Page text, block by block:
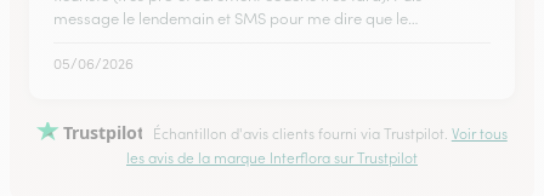
message le lendemain et SMS pour me dire que le…
05/06/2026
Trustpilot Échantillon d'avis clients fourni via Trustpilot. Voir tous
les avis de la marque Interflora sur Trustpilot